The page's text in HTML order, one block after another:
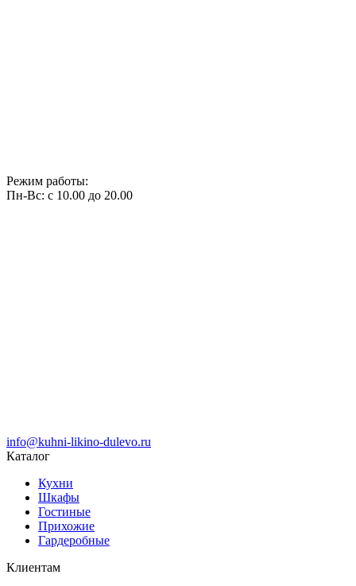
Режим работы:
Пн-Вс: с 10.00 до 20.00
info@kuhni-likino-dulevo.ru
Каталог
Кухни
Шкафы
Гостиные
Прихожие
Гардеробные
Клиентам